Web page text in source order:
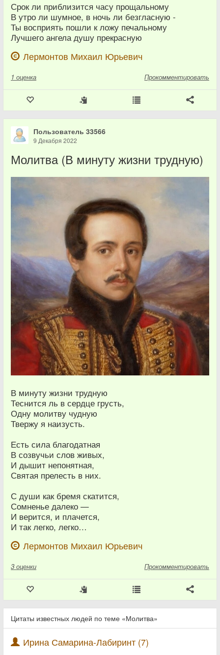
Срок ли приблизится часу прощальному
В утро ли шумное, в ночь ли безгласную -
Ты восприять пошли к ложу печальному
Лучшего ангела душу прекрасную
Лермонтов Михаил Юрьевич
1 оценка Прокомментировать
Пользователь 33566
9 Декабря 2022
Молитва (В минуту жизни трудную)
В минуту жизни трудную
Теснится ль в сердце грусть,
Одну молитву чудную
Твержу я наизусть.
Есть сила благодатная
В созвучьи слов живых,
И дышит непонятная,
Святая прелесть в них.
С души как бремя скатится,
Сомненье далеко —
И верится, и плачется,
И так легко, легко…
Лермонтов Михаил Юрьевич
3 оценки Прокомментировать
Цитаты известных людей по теме «Молитва»
Ирина Самарина-Лабиринт (7)